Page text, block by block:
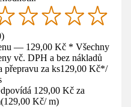
)
— 129,00 Kč * Všechny
vč. DPH a bez nákladů
přepravu za ks129,00 Kč*/
129,00 Kč za
(129,00 Kč/ m)